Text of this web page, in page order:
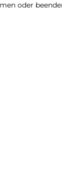
oder